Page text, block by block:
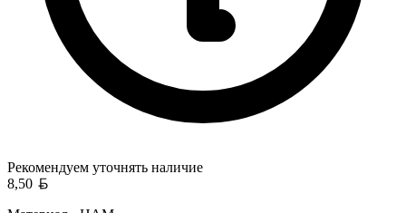
Рекомендуем уточнять наличие
8,50